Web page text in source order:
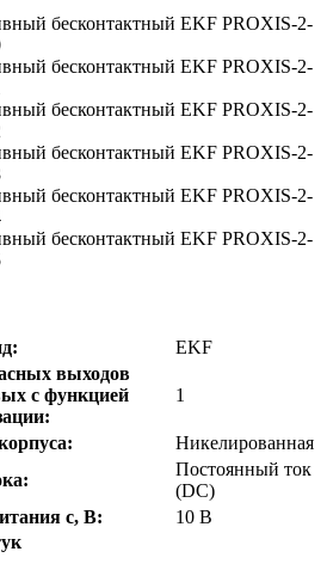
EKF
выходов
с функцией
1
Никелированная
Постоянный ток
(DC)
с, В:
10 В